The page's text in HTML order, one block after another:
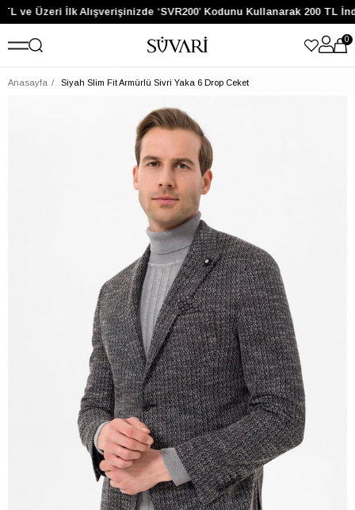
ve Üzeri İlk Alışverişinizde ‘SVR200’ Kodunu Kullanarak 200 TL
0
Anasayfa Siyah Slim Fit Armürlü Sivri Yaka 6 Drop Ceket